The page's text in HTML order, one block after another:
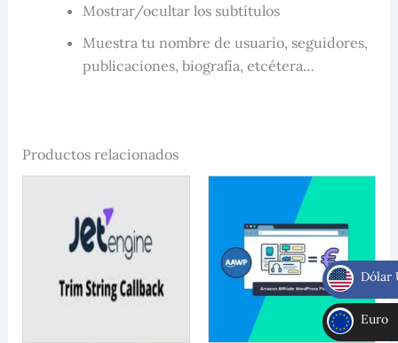
Mostrar/ocultar los subtítulos
Muestra tu nombre de usuario, seguidores,
publicaciones, biografía, etcétera…
Productos relacionados
$
Dólar
Euro